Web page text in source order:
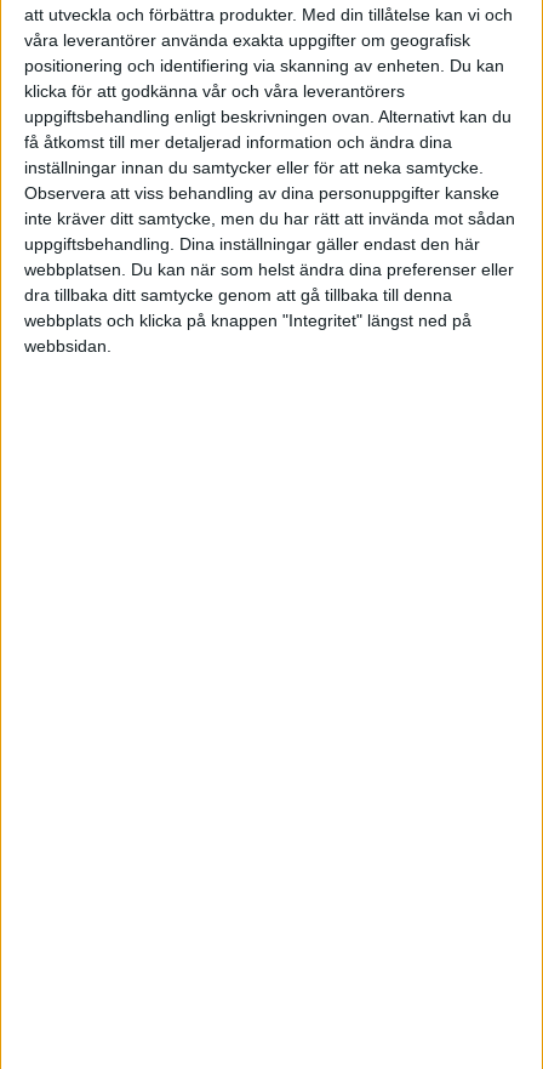
att utveckla och förbättra produkter. Med din tillåtelse kan vi och
våra leverantörer använda exakta uppgifter om geografisk
positionering och identifiering via skanning av enheten. Du kan
klicka för att godkänna vår och våra leverantörers
uppgiftsbehandling enligt beskrivningen ovan. Alternativt kan du
få åtkomst till mer detaljerad information och ändra dina
inställningar innan du samtycker eller för att neka samtycke.
Observera att viss behandling av dina personuppgifter kanske
inte kräver ditt samtycke, men du har rätt att invända mot sådan
uppgiftsbehandling. Dina inställningar gäller endast den här
webbplatsen. Du kan när som helst ändra dina preferenser eller
dra tillbaka ditt samtycke genom att gå tillbaka till denna
webbplats och klicka på knappen "Integritet" längst ned på
webbsidan.
Vad behöver jag formellt göra?
Tack på förhand
Marty